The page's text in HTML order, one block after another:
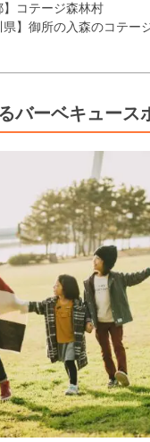
】コテージ森林村
県】御所の入森のコテー
バーベキュース